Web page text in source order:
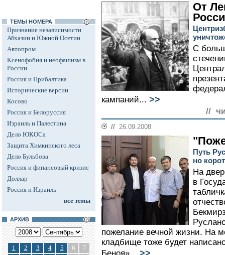
ТЕМЫ НОМЕРА
Признание независимости
Абхазии и Южной Осетии
Автопром
Ксенофобия и неофашизм в
России
Россия и Прибалтика
Исторические версии
Косово
Россия и Белоруссия
Израиль и Палестина
Дело ЮКОСа
Защита Химкинского леса
Дело Бульбова
Россия и финансовый кризис
Доллар
Россия и Израиль
все темы
АРХИВ
1 2 3 4 5 6
7
От
С
кампаний... >>
//
// 26.09.2008
Путь
но
На
в
пожелание вечной жизни. На
кладбище тоже будет
>>